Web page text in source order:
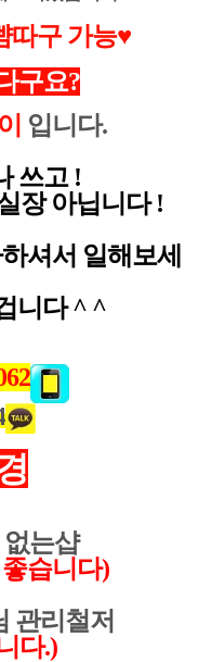
따구 가능♥
구요?
입니다.
쓰고 !
장 아닙니다 !
셔서 일해보세
니다 ^ ^
없는샵
습니다)
관리철저
다.)